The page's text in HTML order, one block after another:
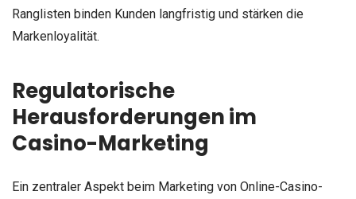
Ranglisten binden Kunden langfristig und stärken die
Markenloyalität.
Regulatorische
Herausforderungen im
Casino-Marketing
Ein zentraler Aspekt beim Marketing von Online-Casino-